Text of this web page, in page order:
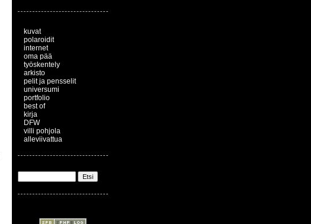
kuvat
polaroidit
internet
oma pää
työskentely
arkisto
pelit ja pensselit
universumi
portfolio
best of
kirja
DFW
villi pohjola
alleviivattua